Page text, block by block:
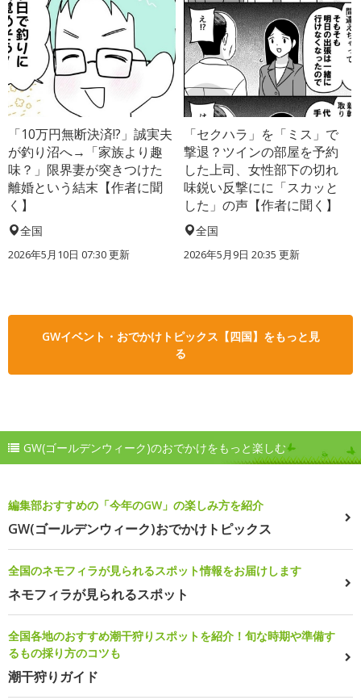
「10万円無断決済!?」誠実夫
が釣り沼へ→「家族より趣
味？」限界妻が突きつけた
離婚という結末【作者に聞
く】
全国
2026年5月10日 07:30 更新
「セクハラ」を「ミス」で
撃退？ツインの部屋を予約
した上司、女性部下の切れ
味鋭い反撃にに「スカッと
した」の声【作者に聞く】
全国
2026年5月9日 20:35 更新
GWイベント・おでかけトピックス【四国】をもっと見
る
GW(ゴールデンウィーク)のおでかけをもっと楽しむ
編集部おすすめの「今年のGW」の楽しみ方を紹介
GW(ゴールデンウィーク)おでかけトピックス
全国のネモフィラが見られるスポット情報をお届けします
ネモフィラが見られるスポット
全国各地のおすすめ潮干狩りスポットを紹介！旬な時期や準備す
るもの採り方のコツも
潮干狩りガイド